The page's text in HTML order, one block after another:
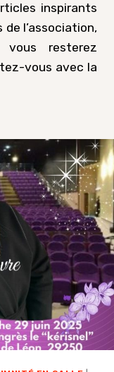
inspirants
l’association,
resterez
vous avec la